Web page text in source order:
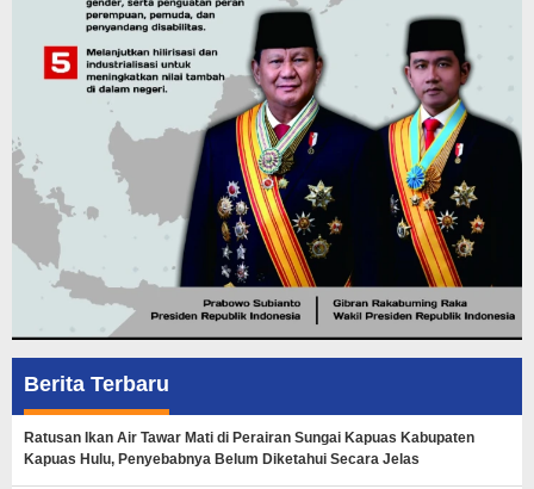
Berita Terbaru
Ratusan Ikan Air Tawar Mati di Perairan Sungai Kapuas Kabupaten
Kapuas Hulu, Penyebabnya Belum Diketahui Secara Jelas